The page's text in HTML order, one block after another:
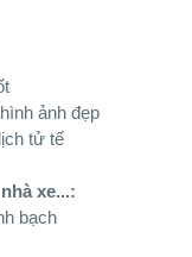
ảnh đẹp
tử tế
xe...:
bạch